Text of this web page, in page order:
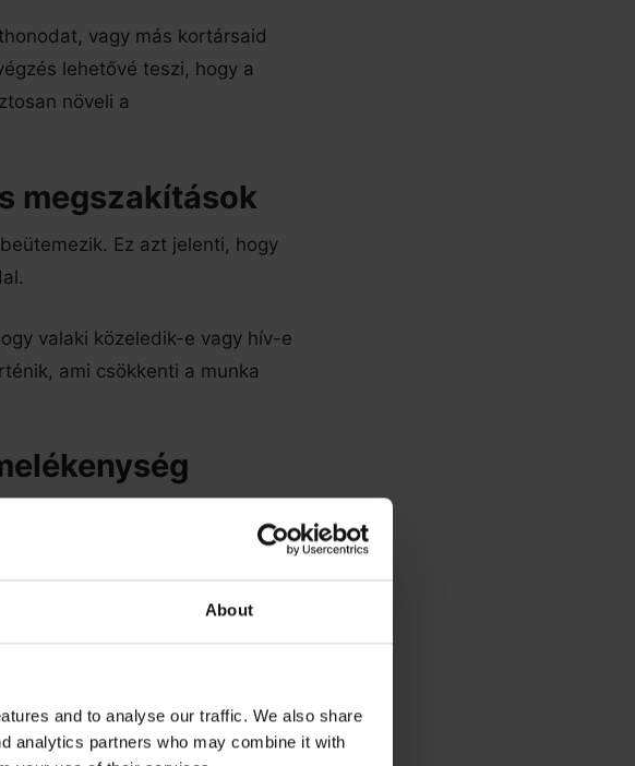
About
and to analyse our traffic. We also share
analytics partners who may combine it with
vagy más kortársaid
lehetővé teszi, hogy a
növeli a
megszakítások
Ez azt jelenti, hogy
valaki közeledik-e vagy hív-e
ami csökkenti a munka
nem jelentenek követelményt,
e-mailen vagy chaten